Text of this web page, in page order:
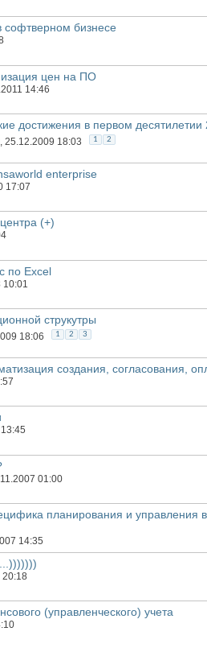
бизнесе
цен на ПО
14:46
достижения в первом десятилетии
, 25.12.2009 18:03 1 2
enterprise
17:07
(+)
по Excel
струкутры
18:06 1 2 3
создания, согласования,
01:00
планирования и управления
14:35
20:18
(управленческого) учета